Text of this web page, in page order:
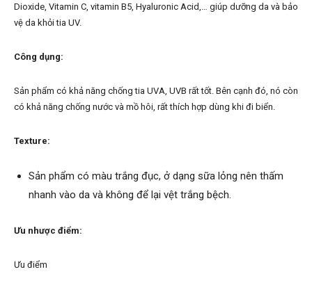
Dioxide, Vitamin C, vitamin B5, Hyaluronic Acid,… giúp dưỡng da và bảo
vệ da khỏi tia UV.
Công dụng:
Sản phẩm có khả năng chống tia UVA, UVB rất tốt. Bên cạnh đó, nó còn
có khả năng chống nước và mồ hôi, rất thích hợp dùng khi đi biển.
Texture:
Sản phẩm có màu trắng đục, ở dạng sữa lỏng nên thấm
nhanh vào da và không để lại vệt trắng bệch.
Ưu nhược điểm:
Ưu điểm